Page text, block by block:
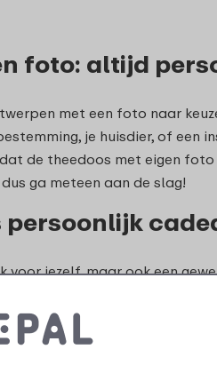
foto: altijd
met een foto naar
je huisdier, of een
de theedoos met eigen
ga meteen aan de slag!
persoonlijk
jezelf, maar ook een
foto die voor jullie veel
jubileum, housewarming of
cadeau waar je lang van zult